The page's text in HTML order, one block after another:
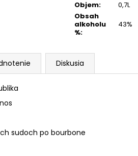
Objem:
0,7L
Obsah
alkoholu
%:
43%
Diskusia
sudoch po bourbone